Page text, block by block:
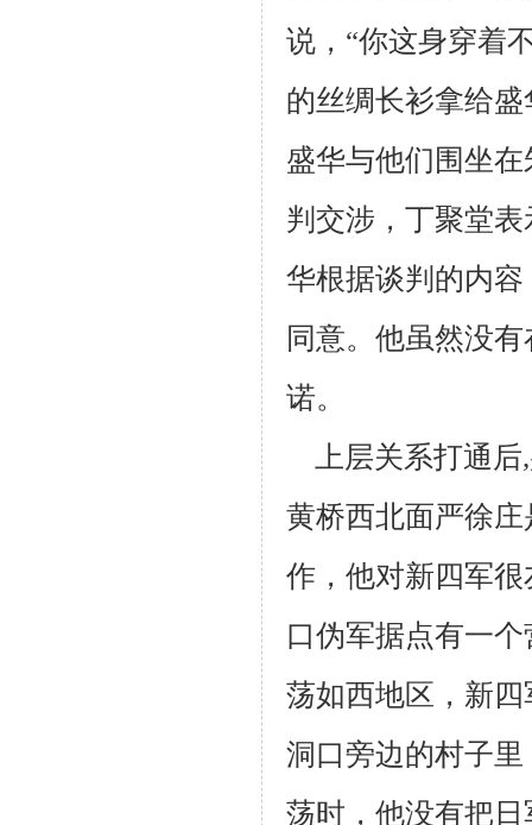
说，“你这身穿着
的丝绸长衫拿给盛
盛华与他们围坐
判交涉，丁聚堂
华根据谈判的内容
同意。他虽然没
诺。
上层关系打通后
黄桥西北面严徐
作，他对新四军很
口伪军据点有一
荡如西地区，新
洞口旁边的村子
荡时，他没有把日